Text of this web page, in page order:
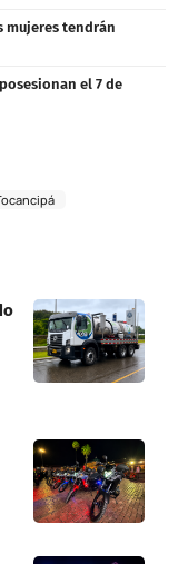
mujeres tendrán
el 7 de